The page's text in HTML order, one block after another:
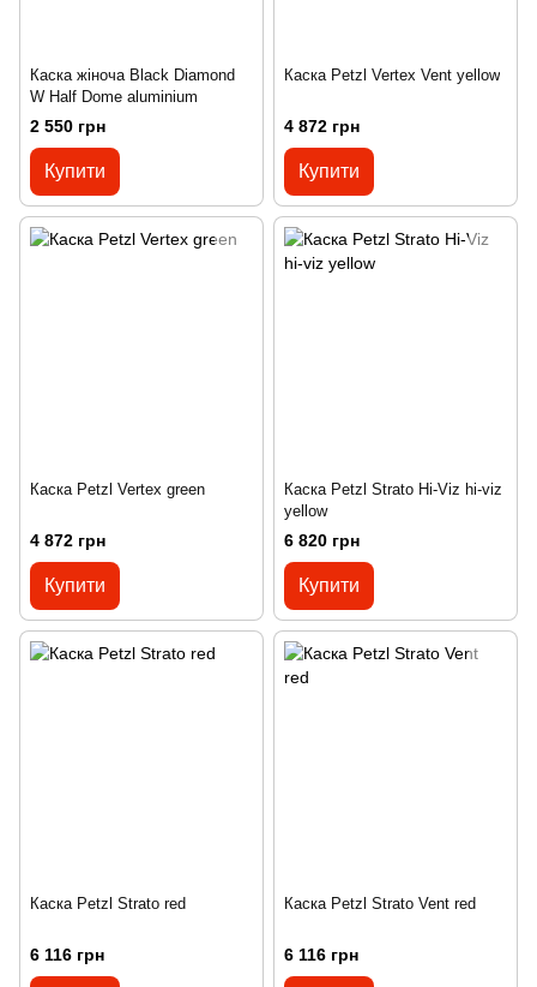
Каска жіноча Black Diamond
W Half Dome aluminium
2 550 грн
Купити
Каска Petzl Vertex Vent yellow
4 872 грн
Купити
Каска Petzl Vertex green
4 872 грн
Купити
Каска Petzl Strato Hi-Viz hi-viz
yellow
6 820 грн
Купити
Каска Petzl Strato red
6 116 грн
Каска Petzl Strato Vent red
6 116 грн